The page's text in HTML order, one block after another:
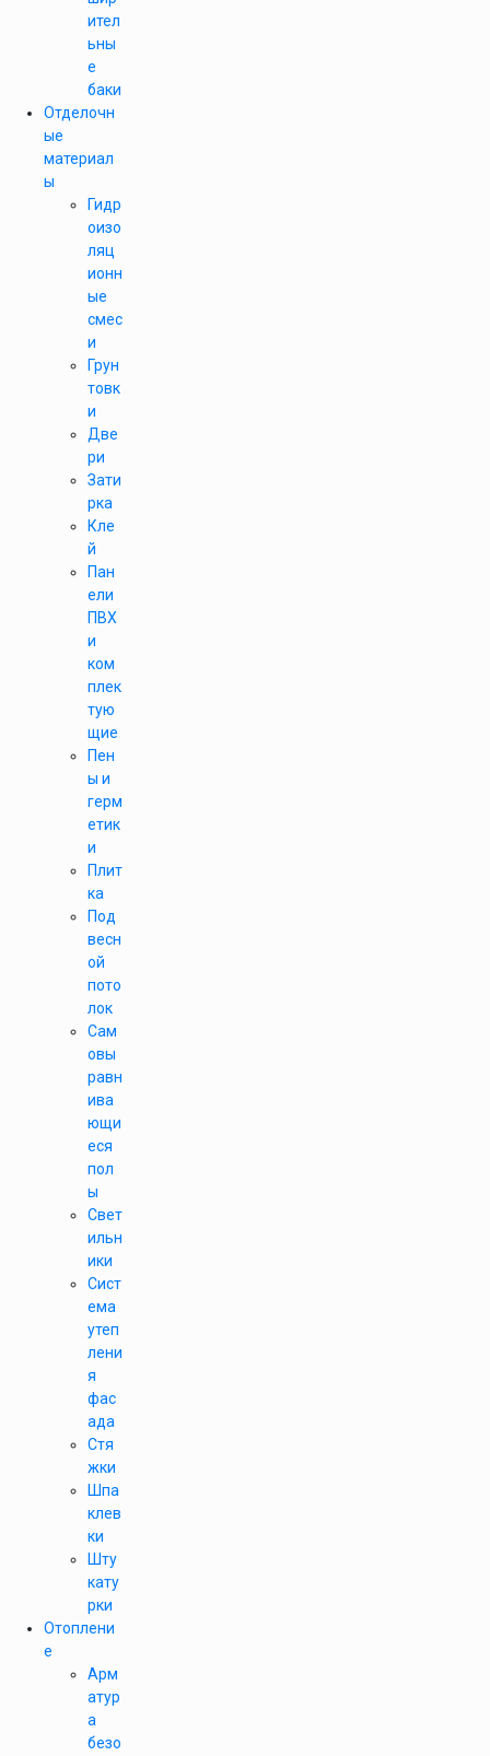
ител
ьны
е
баки
Отделочн
ые
материал
ы
Гидр
оизо
ляц
ионн
ые
смес
и
Грун
товк
и
Две
ри
Зати
рка
Кле
й
Пан
ели
ПВХ
и
ком
плек
тую
щие
Пен
ы и
герм
етик
и
Плит
ка
Под
весн
ой
пото
лок
Сам
овы
равн
ива
ющи
еся
пол
ы
Свет
ильн
ики
Сист
ема
утеп
лени
я
фас
ада
Стя
жки
Шпа
клев
ки
Шту
кату
рки
Отоплени
е
Арм
атур
а
безо